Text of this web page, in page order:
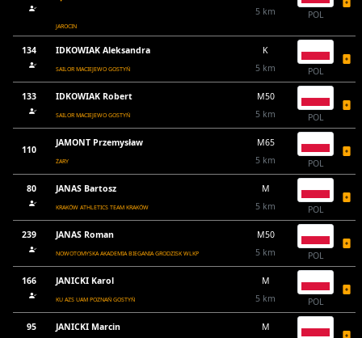
JAROCIN
5 km
POL
134 IDKOWIAK Aleksandra
SAILOR MACIEJEWO GOSTYŃ
K
5 km
POL
133 IDKOWIAK Robert
SAILOR MACIEJEWO GOSTYŃ
M50
5 km
POL
110
JAMONT Przemysław
ŻARY
M65
5 km
POL
80 JANAS Bartosz
KRAKÓW ATHLETICS TEAM KRAKÓW
M
5 km
POL
239 JANAS Roman
NOWOTOMYSKA AKADEMIA BIEGANIA GRODZISK WLKP
M50
5 km
POL
166 JANICKI Karol
KU AZS UAM POZNAŃ GOSTYŃ
M
5 km
POL
95 JANICKI Marcin
M